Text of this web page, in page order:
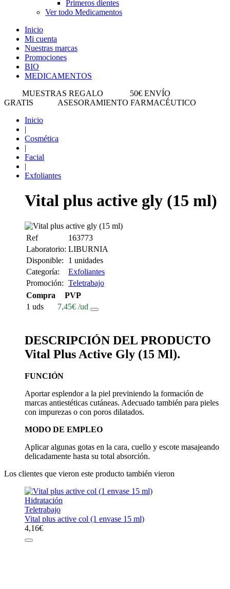
Primeros dientes
Ver todo Medicamentos
Inicio
Mi cuenta
Nuestras marcas
Promociones
BIO
MEDICAMENTOS
MUESTRAS REGALO
50€ ENVÍO
GRATIS
ASESORAMIENTO FARMACÉUTICO
Inicio
|
Cosmética
|
Facial
|
Exfoliantes
Vital plus active gly (15 ml)
Ref
163773
Laboratorio: LIBURNIA
Disponible:
1 unidades
Categoría:
Exfoliantes
Promoción: Teletrabajo
Compra
PVP
1 uds
7,45€ /ud
DESCRIPCIÓN DEL PRODUCTO
Vital Plus Active Gly (15 Ml).
FUNCIÓN
Aportar esplendor a la piel previniendo la formación de
marcas antiestéticas cutáneas. Adecuado también para pieles
con impurezas o con poros dilatados.
MODO DE EMPLEO
Aplicar algunas gotas en la cara, cuello y escote masajeando
delicadamente hasta su total absorción.
Los clientes que vieron este producto también vieron
Hidratación
Teletrabajo
Vital plus active col (1 envase 15 ml)
4,16€